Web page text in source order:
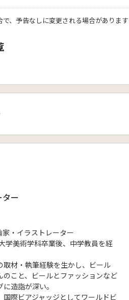
、予告なしに変更される場合があります
ター
家・イラストレーター
学美術学科卒業後、中学教員を経
材・執筆経験を生かし、ビール
のこと、ビールとファッションなど
造詣が深い。
際ビアジャッジとしてワールドビ